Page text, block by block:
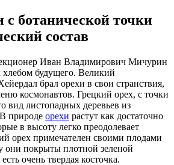
с ботанической точки
состав
Иван Владимирович Мичурин
хлебом будущего. Великий
брал орехи в свои странствия,
космонавтов. Грецкий орех, с точки
вид листопадных деревьев из
природе орехи растут как достаточно
в высоту легко преодолевает
орех примечателен своими плодами
они покрыты плотной зеленой
очень твердая косточка.